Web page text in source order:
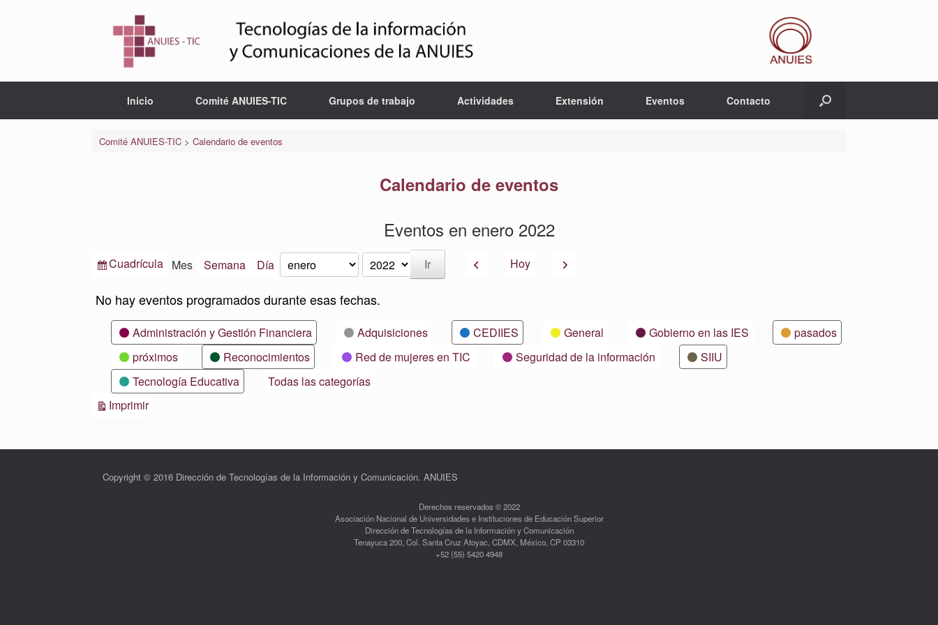
Inicio Comité ANUIES-TIC Grupos de trabajo Actividades Extensión Eventos Contacto
Comité ANUIES-TIC> Calendario de eventos
Calendario de eventos
Eventos en enero 2022
Ver
Cuadrícula Mes Semana Día Mes
Año AnteriorHoy Siguiente
No hay eventos programados durante esas fechas.
CategoríasAdministración y Gestión Financiera Adquisiciones CEDIIES General Gobierno en las IES
pasados
próximos
Reconocimientos Red de mujeres en TIC Seguridad de la información
SIIU
Tecnología Educativa
Todas las categorías
ImprimirVistas
Copyright © 2016 Dirección de Tecnologías de la Información y Comunicación. ANUIES
Derechos reservados © 2022
Asociación Nacional de Universidades e Instituciones de Educación Superior
Dirección de Tecnologías de la Información y Comunicación
Tenayuca 200, Col. Santa Cruz Atoyac, CDMX, México, CP 03310
+52 (55) 5420 4948